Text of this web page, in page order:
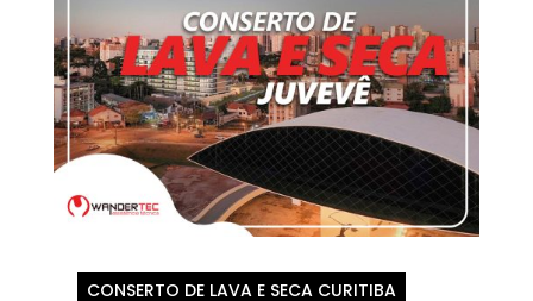
CONSERTO DE LAVA E SECA CURITIBA